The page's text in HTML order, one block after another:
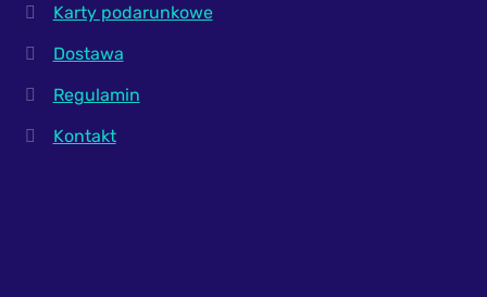
Karty podarunkowe
Dostawa
Regulamin
Kontakt